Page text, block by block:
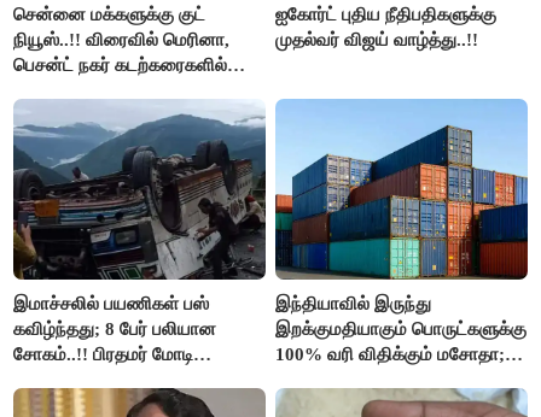
சென்னை மக்களுக்கு குட்
நியூஸ்..!! விரைவில் மெரினா,
பெசன்ட் நகர் கடற்கரைகளில்
ஐகோர்ட் புதிய நீதிபதிகளுக்கு
முதல்வர் விஜய் வாழ்த்து..!!
இமாச்சலில் பயணிகள் பஸ்
கவிழ்ந்தது; 8 பேர் பலியான
சோகம்..!! பிரதமர் மோடி
இந்தியாவில் இருந்து
இறக்குமதியாகும் பொருட்களுக்கு
100% வரி விதிக்கும் மசோதா;